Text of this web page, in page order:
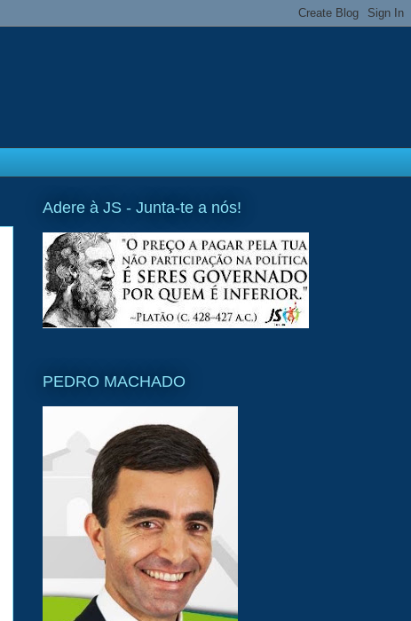
Adere à JS - Junta-te a nós!
PEDRO MACHADO